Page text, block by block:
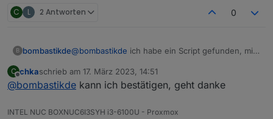
C L 2 Antworten 0
B bombastikde@bombastikde ich habe ein Script gefunden, mit
kommen auch wieder Werte!
https://github.com/mmiller7/ecoflow-
withoutflow/blob/main/cloud-
C
Offline
chkaschrieb am 17. März 2023, 14:51
zuletzt editiert von
@bombastikde kann ich bestätigen, geht danke
INTEL NUC BOXNUC6I3SYH i3-6100U - Proxmox